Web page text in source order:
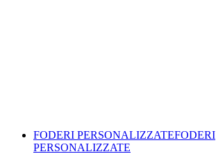
FODERI PERSONALIZZATEFODERI
PERSONALIZZATE